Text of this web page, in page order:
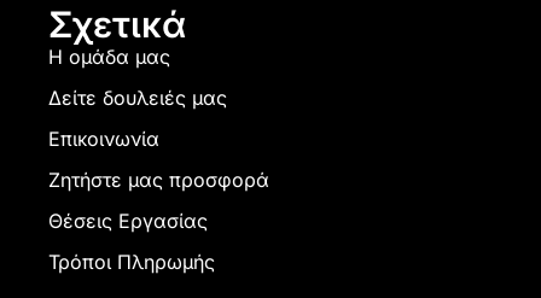
Σχετικά
Η ομάδα μας
Δείτε δουλειές μας
Επικοινωνία
Ζητήστε μας προσφορά
Θέσεις Εργασίας
Τρόποι Πληρωμής